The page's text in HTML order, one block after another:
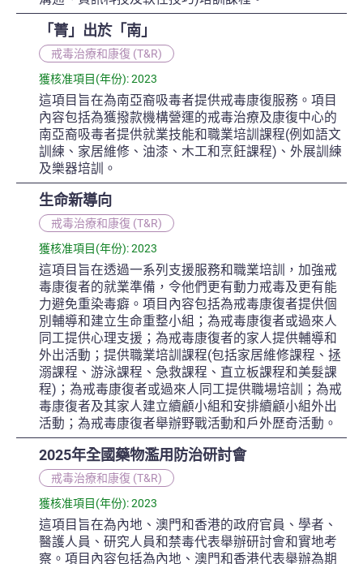
「菁」出於「南」
戒毒治療和康復 (T&R)
獲核准項目(年份): 2023
這項目旨在為南亞裔吸毒者提供戒毒康復服務。項目
內容包括為獲撥款機構營運的戒毒治療及康復中心的
南亞裔吸毒者提供就業技能和職業培訓課程(例如語文
訓練、家居維修、油漆、木工和烹飪課程)、外展訓練
及樂器培訓。
生命新導向
戒毒治療和康復 (T&R)
獲核准項目(年份): 2023
這項目旨在透過一系列支援服務和職業培訓，加強戒
毒康復者的就業準備，令他們更有動力戒毒及更有能
力避免重染毒癖。項目內容包括為戒毒康復者提供個
別輔導和建立生命重整小組；為戒毒康復者或過來人
同工提供心理支援；為戒毒康復者的家人提供輔導和
外出活動；提供職業培訓課程(包括家居維修課程、拯
溺課程、游泳課程、急救課程、直立板課程和美髮課
程)；為戒毒康復者或過來人同工提供職場培訓；為戒
毒康復者及其家人建立續顧小組和安排續顧小組外出
活動；為戒毒康復者舉辦野戰活動和戶外歷奇活動。
2025年全國藥物濫用防治研討會
戒毒治療和康復 (T&R)
獲核准項目(年份): 2023
這項目旨在為內地、澳門和香港的政府官員、學者、
醫護人員、研究人員和禁毒代表舉辦研討會和實地考
察。項目內容包括為內地、澳門和香港代表舉辦為期